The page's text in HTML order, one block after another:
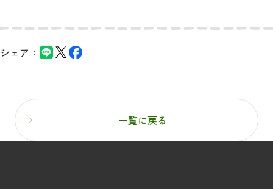
シェア：
一覧に戻る